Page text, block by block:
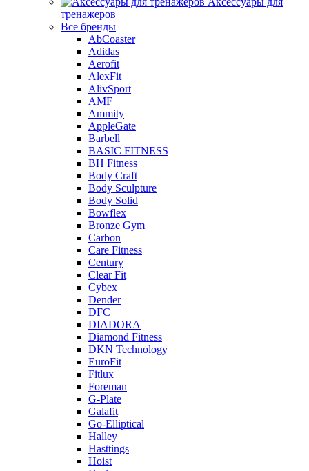
тренажеров
Все бренды
AbCoaster
Adidas
Aerofit
AlexFit
AlivSport
AMF
Ammity
AppleGate
Barbell
BASIC FITNESS
BH Fitness
Body Craft
Body Sculpture
Body Solid
Bowflex
Bronze Gym
Carbon
Care Fitness
Century
Clear Fit
Cybex
Dender
DFC
DIADORA
Diamond Fitness
DKN Technology
EuroFit
Fitlux
Foreman
G-Plate
Galafit
Go-Elliptical
Halley
Hasttings
Hoist